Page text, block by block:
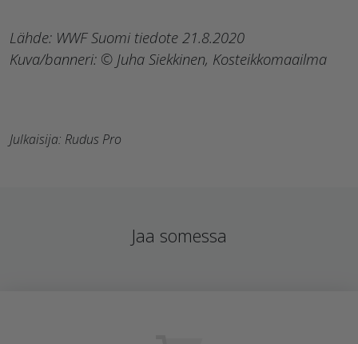
Lähde: WWF Suomi tiedote 21.8.2020
Kuva/banneri: © Juha Siekkinen, Kosteikkomaailma
Julkaisija: Rudus Pro
Jaa somessa